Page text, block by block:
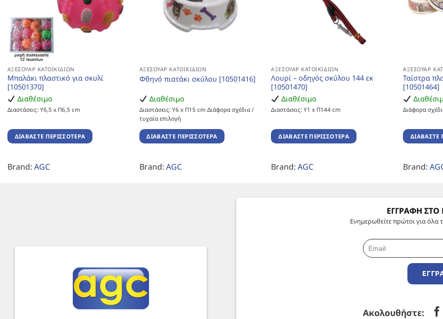
ΑΞΕΣΟΥΆΡ ΚΑΤΟΙΚΙΔΊΩΝ
Μπαλάκι πλαστικό για σκυλί
[10501370]
Διαθέσιμο
Διαστάσεις: Υ6,5 x Π6,5 cm
ΔΙΑΒΆΣΤΕ ΠΕΡΙΣΣΌΤΕΡΑ
Brand: AGC
ΑΞΕΣΟΥΆΡ ΚΑΤΟΙΚΙΔΊΩΝ
Φθηνό πιατάκι σκύλου [10501416]
Διαθέσιμο
Διαστάσεις: Υ6 x Π15 cm Διάφορα σχέδια /
τυχαία επιλογή
ΔΙΑΒΆΣΤΕ ΠΕΡΙΣΣΌΤΕΡΑ
Brand: AGC
ΑΞΕΣΟΥΆΡ ΚΑΤΟΙΚΙΔΊΩΝ
Λουρί – οδηγός σκύλου 144 εκ
[10501470]
Διαθέσιμο
Διαστάσεις: Υ1 x Π144 cm
ΔΙΑΒΆΣΤΕ ΠΕΡΙΣΣΌΤΕΡΑ
Brand:AGC
ΑΞΕΣΟΥΆΡ
Ταίστρα
[10501464]
Διάφορα
ΔΙΑΒΆΣΤΕ
Brand:
ΕΓΓΡΑΦΗ ΣΤΟ
Ενημερωθείτε πρώτοι για όλα
Ακολουθήστε: